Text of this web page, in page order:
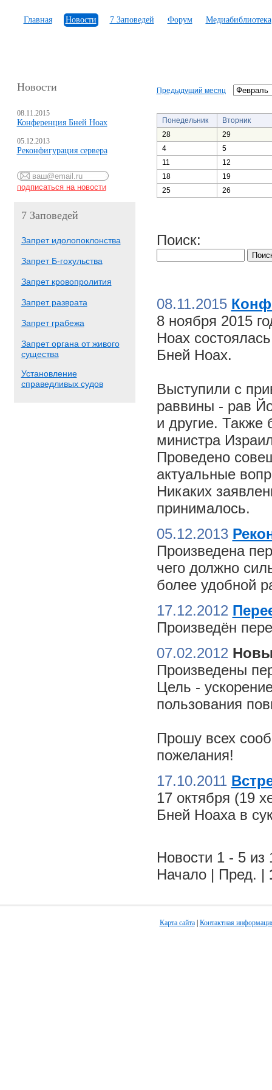
Главная Новости 7 Заповедей Форум Медиабиблиотека
Новости
08.11.2015
Конференция Бней Ноах
05.12.2013
Реконфигурация сервера
7 Заповедей
Запрет идолопоклонства
Запрет Б-гохульства
Запрет кровопролития
Запрет разврата
Запрет грабежа
Запрет органа от живого
существа
Установление
справедливых судов
Предыдущий месяц
Понедельник
Вторник
28
29
4
5
11
12
18
19
25
26
Поиск:
08.11.2015
8 ноября 2015
Ноах
Бней Ноах.
Выступили с
раввины - рав
и другие. Также
министра
Проведено
актуальные
Никаких
принималось.
05.12.2013
Произведена
чего должно
более удобной
17.12.2012
Произведён
07.02.2012
Произведены
Цель -
пользования
Прошу всех
пожелания!
17.10.2011
17 октября (19
Бней Ноаха в
Новости 1 - 5 из
Начало | Пред. |
Карта сайта| Контактная